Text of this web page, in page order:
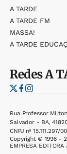
A TARDE
A TARDE FM
MASSA!
A TARDE
RedesA
Rua Professor
Salvador - BA,
CNPJ nº 15.111.297/
Copyright © 1996 -
EMPRESA EDITORA